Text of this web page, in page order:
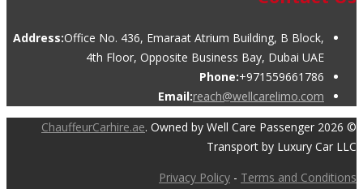
Address:Office No. 436, Emaraat Atrium Building, B Block,
4th Floor, Opposite Business Bay, Dubai UAE
Phone:+971559661786
Email:reach@wellcarelimo.com
© 2026
ChauffeurCarhire.ae. Owned by Well Care Passenger
Transport by Luxury Car LLC
Privacy Policy - Terms and Conditions